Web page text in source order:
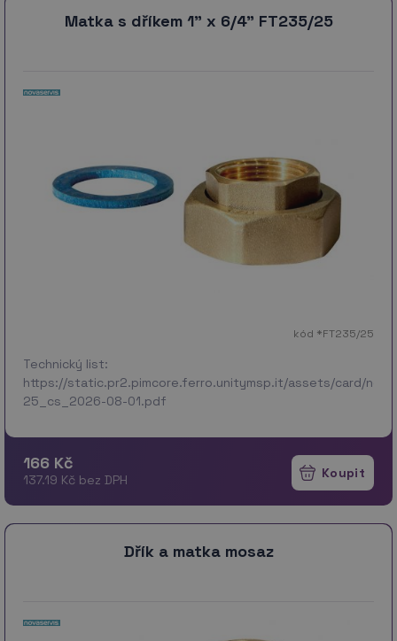
Matka s dříkem 1" x 6/4" FT235/25
kód *FT235/25
Technický list:
https://static.pr2.pimcore.ferro.unitymsp.it/assets/card/
25_cs_2026-08-01.pdf
166 Kč
137.19 Kč bez DPH
Dřík a matka mosaz